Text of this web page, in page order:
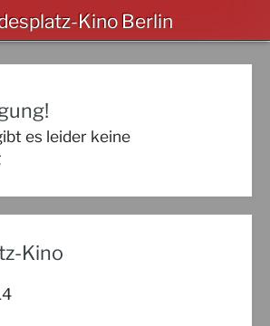
Kino
es leider keine
Kino Berlin